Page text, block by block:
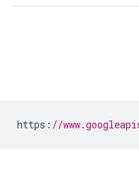
https : //